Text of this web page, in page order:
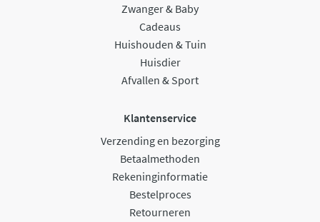
Zwanger & Baby
Cadeaus
Huishouden & Tuin
Huisdier
Afvallen & Sport
Klantenservice
Verzending en bezorging
Betaalmethoden
Rekeninginformatie
Bestelproces
Retourneren